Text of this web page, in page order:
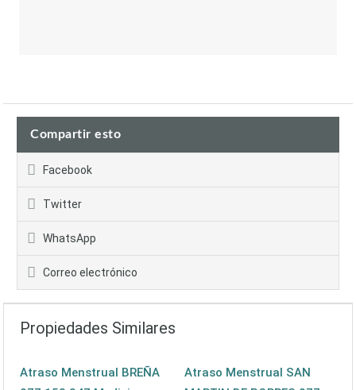
Compartir esto
Facebook
Twitter
WhatsApp
Correo electrónico
Propiedades Similares
Atraso Menstrual BREÑA
Atraso Menstrual SAN